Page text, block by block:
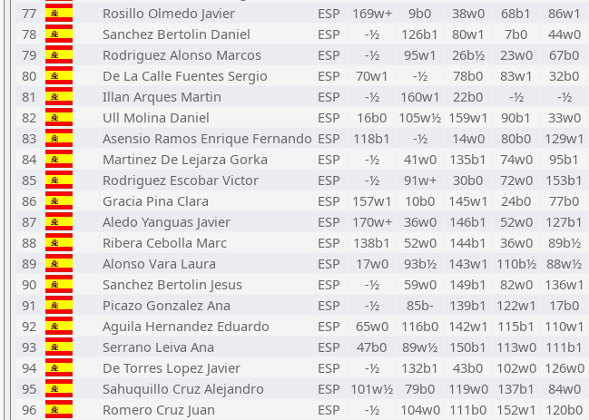
77
Rosillo Olmedo Javier ESP 169w+ 9b0 38w0 68b1 86w1
78
Sanchez Bertolin Daniel ESP -½ 126b1 80w1 7b0 44w0
79
Rodriguez Alonso Marcos ESP -½ 95w1 26b½ 23w0 67b0
80
De La Calle Fuentes Sergio ESP 70w1 -½ 78b0 83w1 32b0
81
Illan Arques Martin ESP -½ 160w1 22b0 -½ -½
82
Ull Molina Daniel ESP 16b0 105w½ 159w1 90b1 33w0
83
Asensio Ramos Enrique Fernando ESP 118b1 -½ 14w0 80b0 129w1
84
Martinez De Lejarza Gorka ESP -½ 41w0 135b1 74w0 95b1
85
Rodriguez Escobar Victor ESP -½ 91w+ 30b0 72w0 153b1
86
Gracia Pina Clara ESP 157w1 10b0 145w1 24b0 77b0
87
Aledo Yanguas Javier ESP 170w+ 36w0 146b1 52w0 127b1
88
Ribera Cebolla Marc ESP 138b1 52w0 144b1 36w0 89b½
89
Alonso Vara Laura ESP 17w0 93b½ 143w1 110b½ 88w½
90
Sanchez Bertolin Jesus ESP -½ 59w0 149b1 82w0 136w1
91
Picazo Gonzalez Ana ESP -½ 85b- 139b1 122w1 17b0
92
Aguila Hernandez Eduardo ESP 65w0 116b0 142w1 115b1 110w1
93
Serrano Leiva Ana ESP 47b0 89w½ 150b1 113w0 111b1
94
De Torres Lopez Javier ESP -½ 132b1 43b0 102w0 126w0
95
Sahuquillo Cruz Alejandro ESP 101w½ 79b0 119w0 137b1 84w0
96
Romero Cruz Juan ESP -½ 104w0 111b0 152w1 120b0